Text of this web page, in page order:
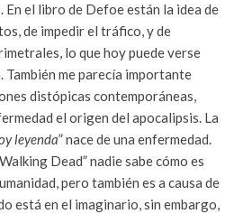
En el libro de Defoe están la idea de
de impedir el tráfico, y de
lo que hoy puede verse
También me parecía importante
distópicas contemporáneas,
el origen del apocalipsis. La
leyenda” nace de una enfermedad.
Dead” nadie sabe cómo es
pero también es a causa de
está en el imaginario, sin embargo,